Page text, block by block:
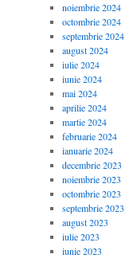
noiembrie 2024
octombrie 2024
septembrie 2024
august 2024
iulie 2024
iunie 2024
mai 2024
aprilie 2024
martie 2024
februarie 2024
ianuarie 2024
decembrie 2023
noiembrie 2023
octombrie 2023
septembrie 2023
august 2023
iulie 2023
iunie 2023